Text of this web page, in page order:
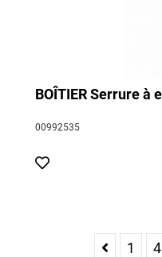
BOÎTIER Serrure à
00992535
1 4